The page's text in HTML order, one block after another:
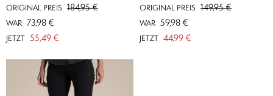
ORIGINAL PREIS 184,95 €
WAR 73,98 €
JETZT 55,49 €
ORIGINAL PREIS 149,95 €
WAR 59,98 €
JETZT 44,99 €